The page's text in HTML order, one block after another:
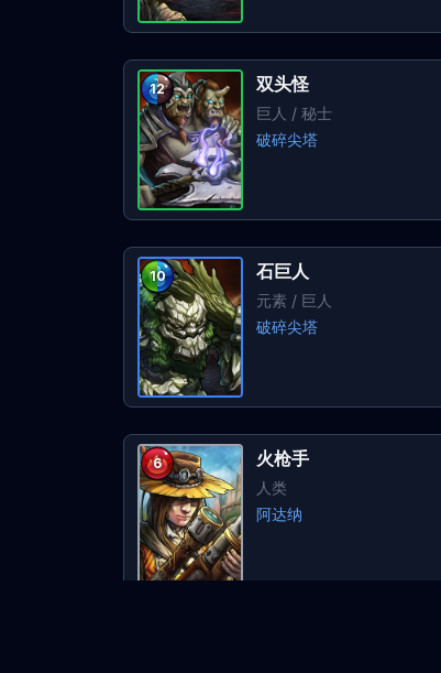
12 双头怪
巨人 / 秘士
破碎尖塔
10 石巨人
元素 / 巨人
破碎尖塔
6 火枪手
人类
阿达纳